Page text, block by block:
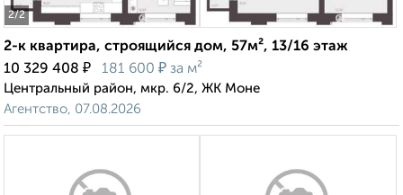
2/2
2-к квартира, строящийся дом, 57м², 13/16 этаж
10 329 408 ₽ 181 600 ₽ за м²
Центральный район, мкр. 6/2, ЖК Моне
Агентство, 07.08.2026